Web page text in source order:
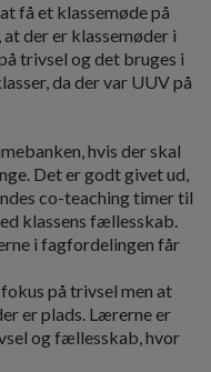
få et klassemøde på
der er klassemøder i
trivsel og det bruges i
da der var UUV på
hvis der skal
Det er godt givet ud,
co-teaching timer til
klassens fællesskab.
i fagfordelingen får
på trivsel men at
er plads. Lærerne er
og fællesskab, hvor